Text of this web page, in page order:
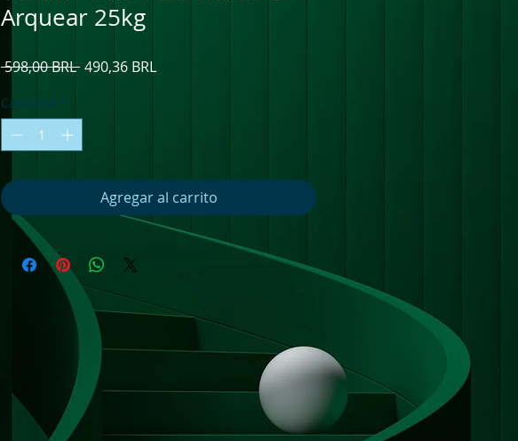
Arquear 25kg
598,00 BRL Precio
490,36 BRLPrecio
Cantidad *
Agregar al carrito